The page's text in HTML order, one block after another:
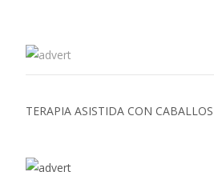
entradas
TERAPIA ASISTIDA CON CABALLOS